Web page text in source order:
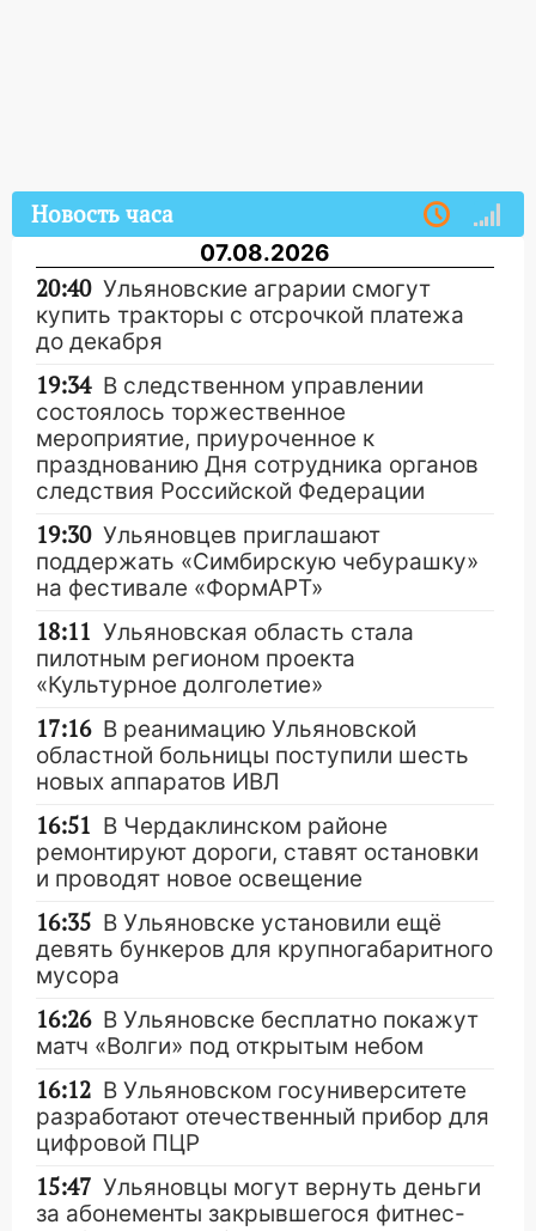
Новость часа
07.08.2026
20:40 Ульяновские аграрии смогут
купить тракторы с отсрочкой платежа
до декабря
19:34 В следственном управлении
состоялось торжественное
мероприятие, приуроченное к
празднованию Дня сотрудника органов
следствия Российской Федерации
19:30 Ульяновцев приглашают
поддержать «Симбирскую чебурашку»
на фестивале «ФормАРТ»
18:11 Ульяновская область стала
пилотным регионом проекта
«Культурное долголетие»
17:16 В реанимацию Ульяновской
областной больницы поступили шесть
новых аппаратов ИВЛ
16:51 В Чердаклинском районе
ремонтируют дороги, ставят остановки
и проводят новое освещение
16:35 В Ульяновске установили ещё
девять бункеров для крупногабаритного
мусора
16:26 В Ульяновске бесплатно покажут
матч «Волги» под открытым небом
16:12 В Ульяновском госуниверситете
разработают отечественный прибор для
цифровой ПЦР
15:47 Ульяновцы могут вернуть деньги
за абонементы закрывшегося фитнес-